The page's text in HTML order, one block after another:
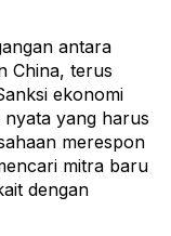
antara
China, terus
ekonomi
yang harus
merespon
mitra baru
dengan